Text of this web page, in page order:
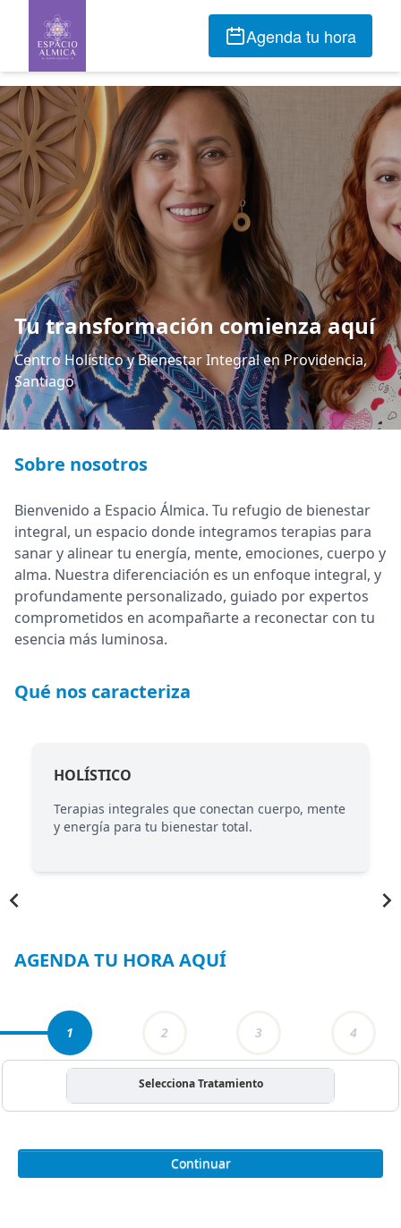
Agenda tu hora
Tu transformación comienza aquí
Centro Holístico y Bienestar Integral en Providencia,
Santiago
Sobre nosotros
Bienvenido a Espacio Álmica. Tu refugio de bienestar
integral, un espacio donde integramos terapias para
sanar y alinear tu energía, mente, emociones, cuerpo y
alma. Nuestra diferenciación es un enfoque integral, y
profundamente personalizado, guiado por expertos
comprometidos en acompañarte a reconectar con tu
esencia más luminosa.
Qué nos caracteriza
HOLÍSTICO
Terapias integrales que conectan cuerpo, mente
y energía para tu bienestar total.
AGENDA TU HORA AQUÍ
1 2 3 4
Selecciona Tratamiento
Continuar